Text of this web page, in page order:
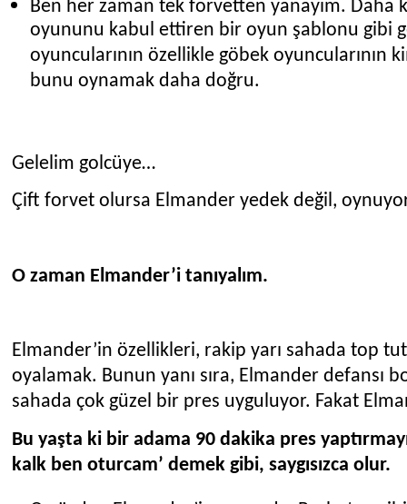
Ben her zaman tek forvetten yanayım. Daha
oyununu kabul ettiren bir oyun şablonu gibi
oyuncularının özellikle göbek oyuncularının
bunu oynamak daha doğru.
Gelelim golcüye…
Çift forvet olursa Elmander yedek değil,
O zaman Elmander’i tanıyalım.
Elmander’in özellikleri, rakip yarı sahada top
oyalamak. Bunun yanı sıra, Elmander defansı
sahada çok güzel bir pres uyguluyor. Fakat
Bu yaşta ki bir adama 90 dakika pres
kalk ben oturcam’ demek gibi, saygısızca olur.